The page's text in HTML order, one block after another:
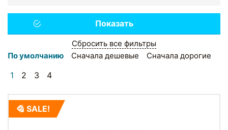
Сбросить все фильтры
По умолчанию
Сначала дешевые Сначала дорогие
1 2 3 4
SALE!